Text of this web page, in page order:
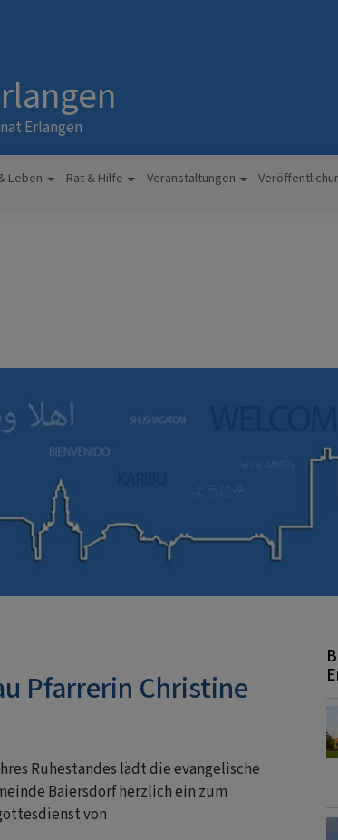
Erlangen
Leben Rat & Hilfe Veranstaltungen
Pfarrerin Christine
Ruhestandes lädt die evangelische
Baiersdorf herzlich ein zum
von